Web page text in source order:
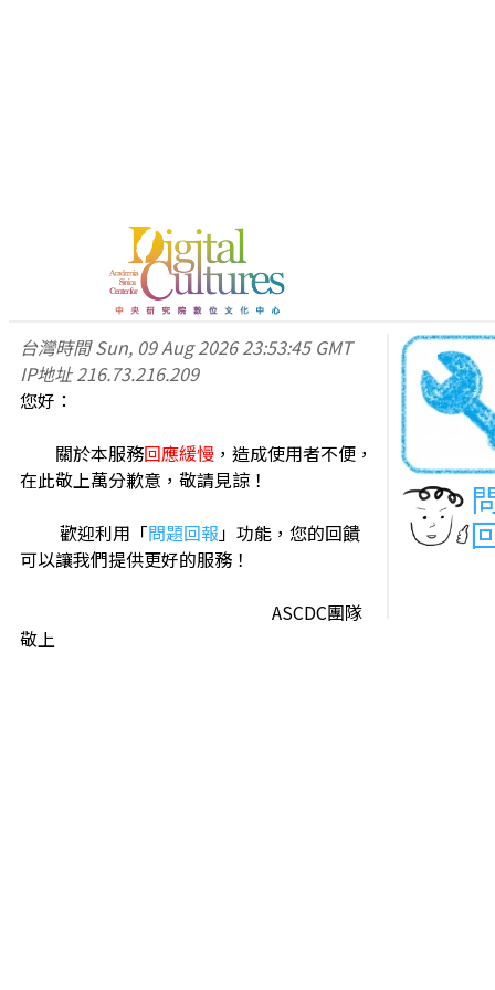
台灣時間Sun, 09 Aug 2026 23:53:45 GMT
IP地址216.73.216.209
您好：
關於本服務回應緩慢 ，造成使用者不便，
在此敬上萬分歉意，敬請見諒！
歡迎利用「問題回報」功能，您的回饋
可以讓我們提供更好的服務！
ASCDC團隊
敬上